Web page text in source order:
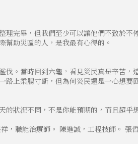
理完畢，但我們至少可以讓他們不致於不
幫助災區的人，是我最有心得的。
。當時回到六龜，看見災民真是辛苦，
路上柔腸寸斷，但為何災民還是一心想要
的狀況不同，不是你能預期的，而且超乎
，職能治療師。 陳進誠，工程技師。 張